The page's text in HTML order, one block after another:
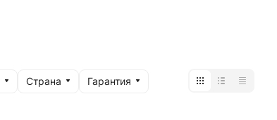
Страна Гарантия